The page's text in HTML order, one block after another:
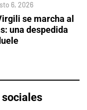
6, 2026
se marcha al
una despedida